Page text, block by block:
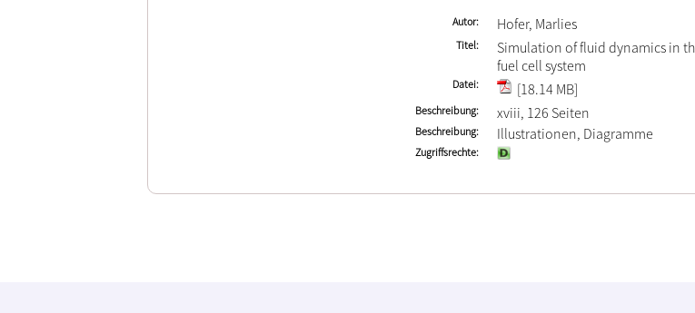
Autor Hofer, Marlies
Titel
Simulation of fluid dynamics in
fuel cell system
Datei [18.14 MB]
Beschreibung xviii, 126 Seiten
Beschreibung Illustrationen, Diagramme
Zugriffsrechte